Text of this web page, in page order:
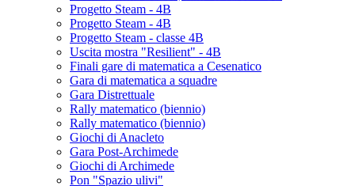
Progetto Steam - 4B
Progetto Steam - 4B
Progetto Steam - classe 4B
Uscita mostra "Resilient" - 4B
Finali gare di matematica a Cesenatico
Gara di matematica a squadre
Gara Distrettuale
Rally matematico (biennio)
Rally matematico (biennio)
Giochi di Anacleto
Gara Post-Archimede
Giochi di Archimede
Pon "Spazio ulivi"